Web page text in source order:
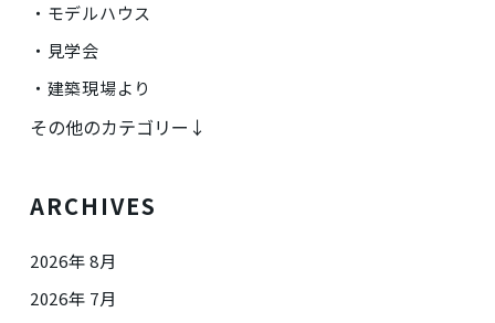
モデルハウス
見学会
建築現場より
その他のカテゴリー↓
ARCHIVES
2026年 8月
2026年 7月